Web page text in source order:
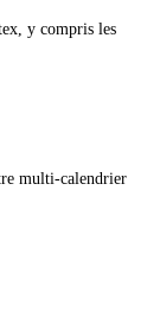
y compris les
multi-calendrier